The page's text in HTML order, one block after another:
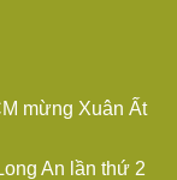
mừng Xuân Ất
An lần thứ 2